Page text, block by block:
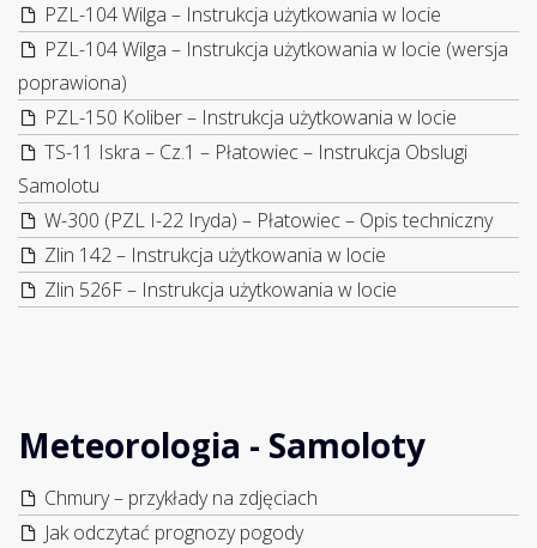
PZL-104 Wilga – Instrukcja użytkowania w locie
PZL-104 Wilga – Instrukcja użytkowania w locie (wersja
poprawiona)
PZL-150 Koliber – Instrukcja użytkowania w locie
TS-11 Iskra – Cz.1 – Płatowiec – Instrukcja Obslugi
Samolotu
W-300 (PZL I-22 Iryda) – Płatowiec – Opis techniczny
Zlin 142 – Instrukcja użytkowania w locie
Zlin 526F – Instrukcja użytkowania w locie
Meteorologia - Samoloty
Chmury – przykłady na zdjęciach
Jak odczytać prognozy pogody